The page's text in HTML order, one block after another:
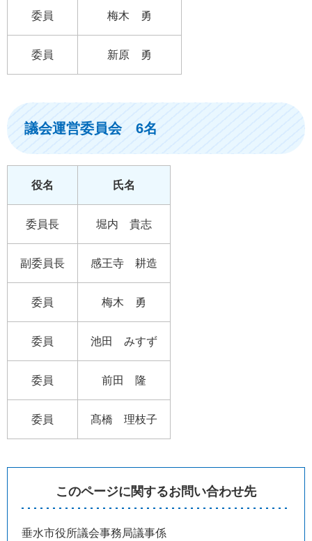
委員 梅木 勇
委員 新原 勇
議会運営委員会 6名
役名 氏名
委員長 堀内 貴志
副委員長 感王寺 耕造
委員 梅木 勇
委員 池田 みすず
委員 前田 隆
委員 髙橋 理枝子
このページに関するお問い合わせ先
垂水市役所議会事務局議事係